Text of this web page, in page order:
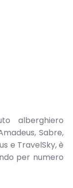
alberghiero
Sabre,
e TravelSky, è
per numero